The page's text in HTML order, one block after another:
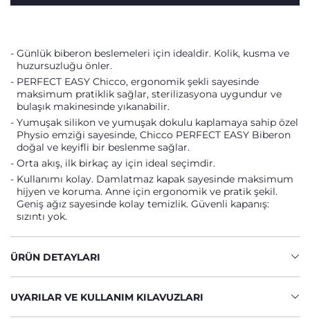
Günlük biberon beslemeleri için idealdir. Kolik, kusma ve
huzursuzluğu önler.
PERFECT EASY Chicco, ergonomik şekli sayesinde
maksimum pratiklik sağlar, sterilizasyona uygundur ve
bulaşık makinesinde yıkanabilir.
Yumuşak silikon ve yumuşak dokulu kaplamaya sahip özel
Physio emziği sayesinde, Chicco PERFECT EASY Biberon
doğal ve keyifli bir beslenme sağlar.
Orta akış, ilk birkaç ay için ideal seçimdir.
Kullanımı kolay. Damlatmaz kapak sayesinde maksimum
hijyen ve koruma. Anne için ergonomik ve pratik şekil.
Geniş ağız sayesinde kolay temizlik. Güvenli kapanış:
sızıntı yok.
ÜRÜN DETAYLARI
UYARILAR VE KULLANIM KILAVUZLARI